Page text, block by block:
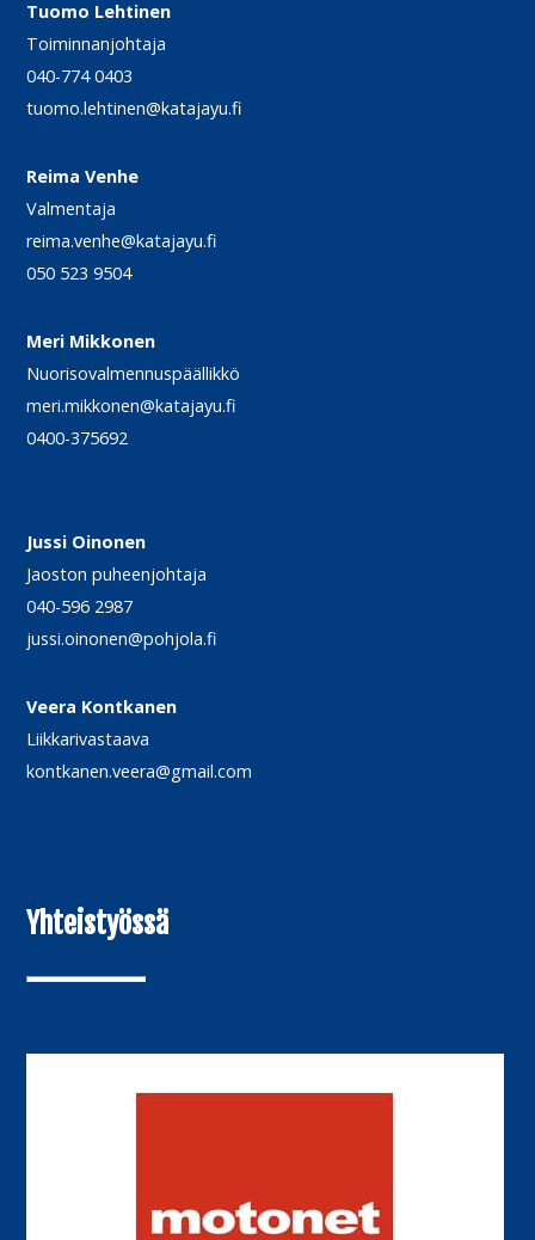
Tuomo Lehtinen
Toiminnanjohtaja
040-774 0403
tuomo.lehtinen@katajayu.fi
Reima Venhe
Valmentaja
reima.venhe@katajayu.fi
050 523 9504
Meri Mikkonen
Nuorisovalmennuspäällikkö
meri.mikkonen@katajayu.fi
0400-375692
Jussi Oinonen
Jaoston puheenjohtaja
040-596 2987
jussi.oinonen@pohjola.fi
Veera Kontkanen
Liikkarivastaava
kontkanen.veera@gmail.com
Yhteistyössä